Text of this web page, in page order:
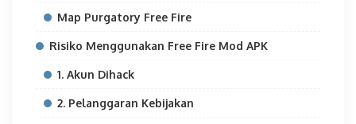
Map Purgatory Free Fire
Risiko Menggunakan Free Fire Mod APK
1. Akun Dihack
2. Pelanggaran Kebijakan